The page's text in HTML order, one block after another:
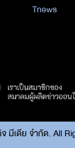
Tnews
มีเดีย จำกัด. All